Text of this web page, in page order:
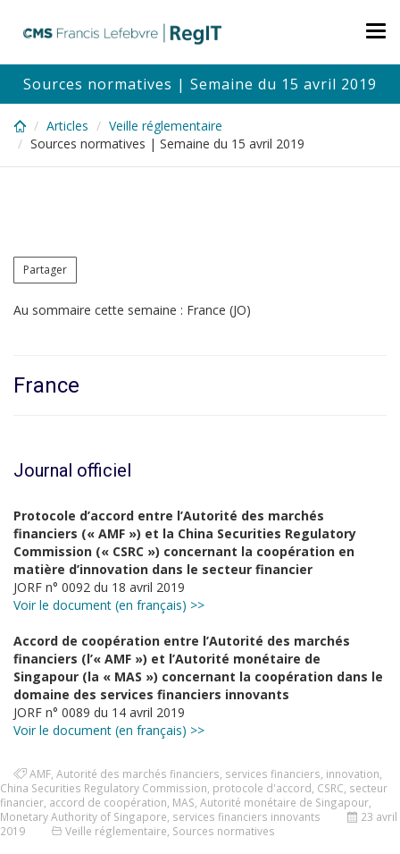
content
Sources normatives | Semaine du 15 avril 2019
Articles
Veille réglementaire
Sources normatives | Semaine du 15 avril 2019
Partager
Au sommaire cette semaine : France (JO)
France
Journal officiel
Protocole d’accord entre l’Autorité des marchés
financiers (« AMF ») et la China Securities Regulatory
Commission (« CSRC ») concernant la coopération en
matière d’innovation dans le secteur financier
JORF n° 0092 du 18 avril 2019
Voir le document (en français) >>
Accord de coopération entre l’Autorité des marchés
financiers (l’« AMF ») et l’Autorité monétaire de
Singapour (la « MAS ») concernant la coopération dans le
domaine des services financiers innovants
JORF n° 0089 du 14 avril 2019
Voir le document (en français) >>
AMF Autorité des marchés financiers services financiers innovation
China Securities Regulatory Commission protocole d'accord CSRC secteur
financier accord de coopération MAS Autorité monétaire de Singapour
Monetary Authority of Singapore services financiers innovants
23 avril
2019
Veille réglementaire Sources normatives